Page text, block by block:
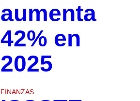
aumenta
42% en
2025
FINANZAS